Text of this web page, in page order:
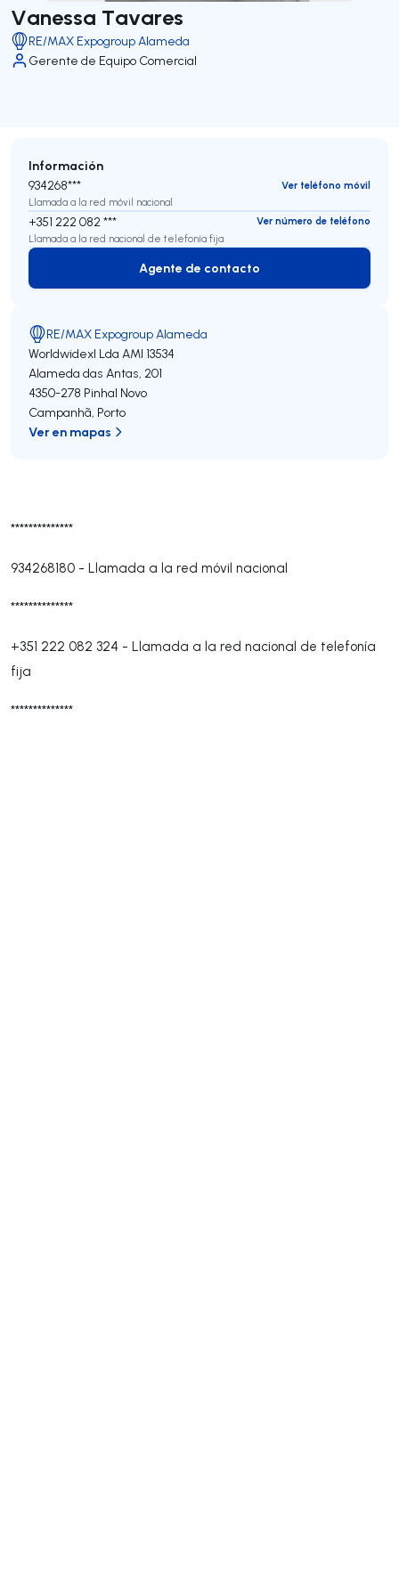
Vanessa Tavares
RE/MAX Expogroup Alameda
Gerente de Equipo Comercial
**************
934268180 - Llamada a la red móvil nacional
**************
+351 222 082 324 - Llamada a la red nacional de telefonía
fija
**************
Información
934268***
Ver teléfono móvil
Llamada a la red móvil nacional
+351 222 082 ***
Ver número de teléfono
Llamada a la red nacional de telefonía fija
Agente de contacto
Agente de contacto
RE/MAX Expogroup Alameda
Worldwidexl Lda AMI 13534
Alameda das Antas, 201
4350-278 Pinhal Novo
Campanhã, Porto
Ver en mapas